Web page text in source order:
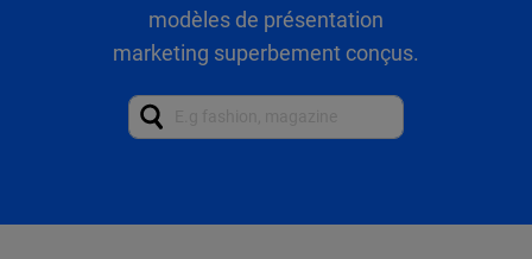
modèles de présentation
marketing superbement conçus.